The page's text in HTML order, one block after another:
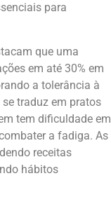
para
que uma
em até 30% em
a tolerância à
traduz em pratos
tem dificuldade em
a fadiga. As
receitas
hábitos